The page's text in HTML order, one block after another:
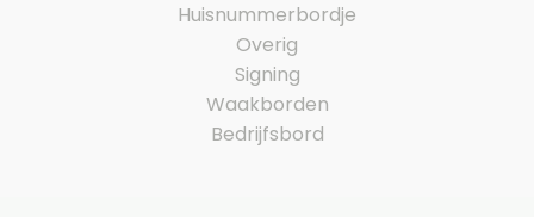
Huisnummerbordje
Overig
Signing
Waakborden
Bedrijfsbord